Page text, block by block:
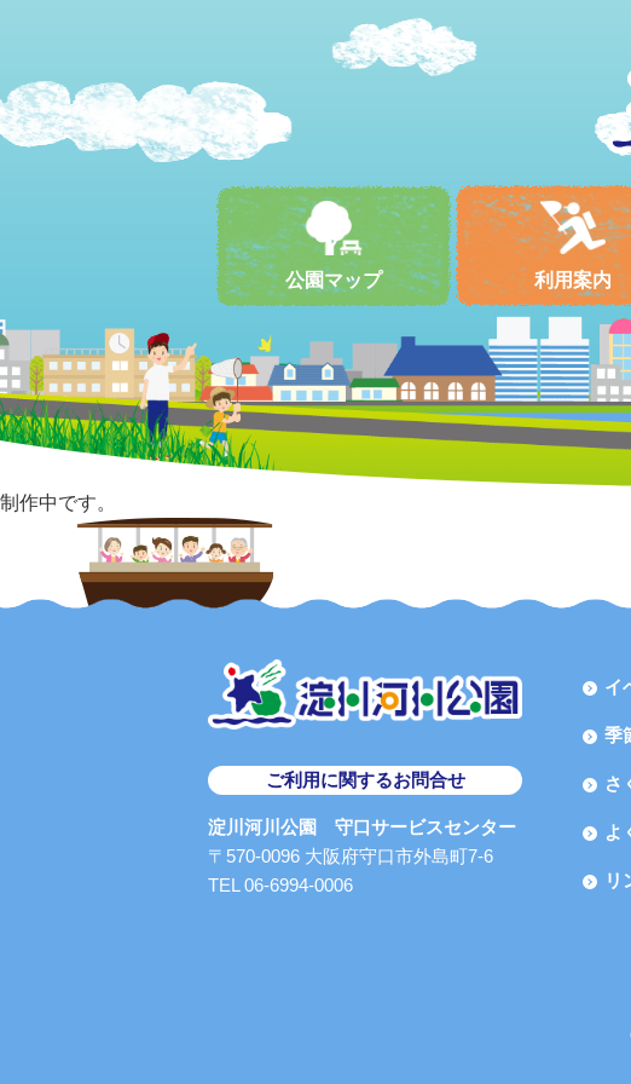
公園マップ 利用案内
制作中です。
ご利用に関するお問合せ
淀川河川公園 守口サービスセンター
〒570-0096 大阪府守口市外島町7-6
TEL 06-6994-0006
イ
季
さ
よ
リ